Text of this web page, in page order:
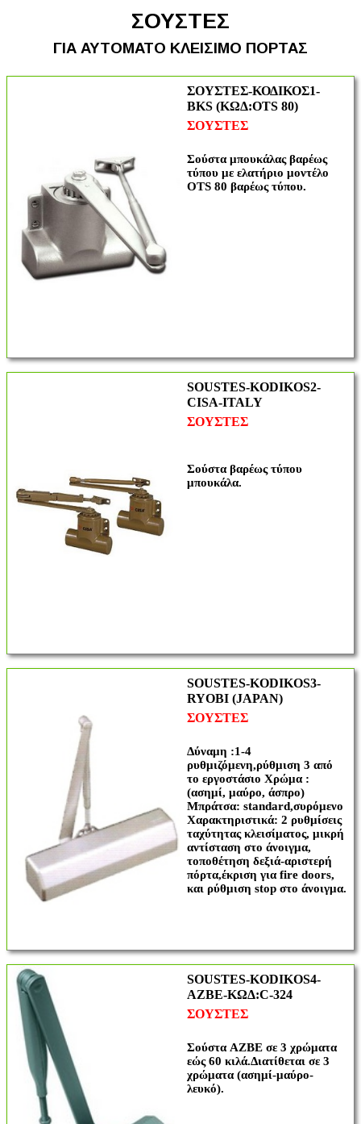
ΣΟΥΣΤΕΣ
ΓΙΑ ΑΥΤΟΜΑΤΟ ΚΛΕΙΣΙΜΟ ΠΟΡΤΑΣ
ΣΟΥΣΤΕΣ-ΚΟΔΙΚΟΣ1-
BKS (ΚΩΔ:OTS 80)
ΣΟΥΣΤΕΣ
Σούστα μπουκάλας βαρέως
τύπου με ελατήριο μοντέλο
OTS 80 βαρέως τύπου.
SOUSTES-KODIKOS2-
CISA-ITALY
ΣΟΥΣΤΕΣ
Σούστα βαρέως τύπου
μπουκάλα.
SOUSTES-KODIKOS3-
RYOBI (JAPAN)
ΣΟΥΣΤΕΣ
Δύναμη :1-4
ρυθμιζόμενη,ρύθμιση 3 από
το εργοστάσιο Χρώμα :
(ασημί, μαύρο, άσπρο)
Μπράτσα: standard,συρόμενο
Χαρακτηριστικά: 2 ρυθμίσεις
ταχύτητας κλεισίματος, μικρή
αντίσταση στο άνοιγμα,
τοποθέτηση δεξιά-αριστερή
πόρτα,έκριση για fire doors,
και ρύθμιση stop στο άνοιγμα.
SOUSTES-KODIKOS4-
AZBE-ΚΩΔ:C-324
ΣΟΥΣΤΕΣ
Σούστα AZBE σε 3 χρώματα
εώς 60 κιλά.Διατίθεται σε 3
χρώματα (ασημί-μαύρο-
λευκό).